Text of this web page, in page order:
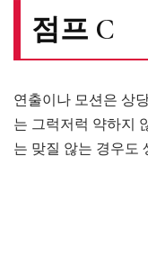
점프 C
연출이나 모션은 상
는 그럭저럭 약하지
는 맞질 않는 경우도